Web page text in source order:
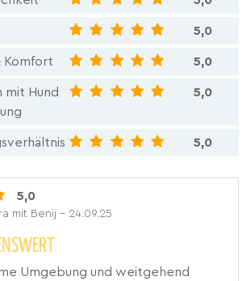
5,0
Komfort 5,0
mit Hund
5,0
5,0
5,0
mit Benij - 24.09.25
Umgebung und weitgehend